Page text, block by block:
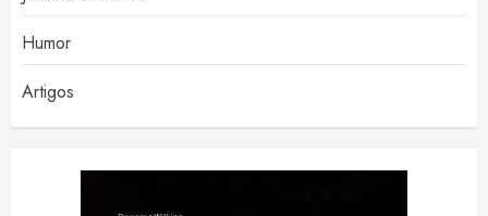
Humor
Artigos